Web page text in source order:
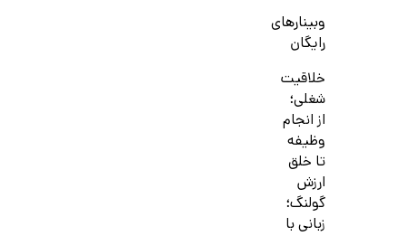
وبینارهای
رایگان
خلاقیت
شغلی؛
از انجام
وظیفه
تا خلق
ارزش
گولنگ؛
زبانی با